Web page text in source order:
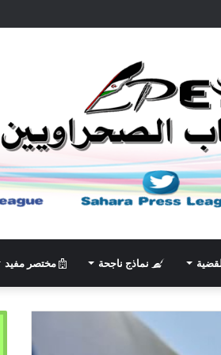
نماذج ناجحة مختصر مفيد